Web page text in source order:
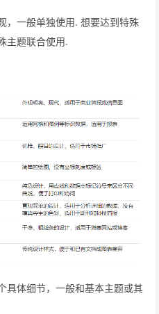
，一般单独使用. 想要达到特殊
主题联合使用.
具体细节，一般和基本主题或其